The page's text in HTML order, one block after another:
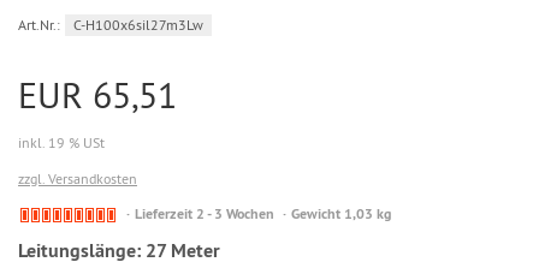
Art.Nr.: C-H100x6sil27m3Lw
EUR 65,51
inkl. 19 % USt
zzgl. Versandkosten
Mit
da
Lieferzeit 2 - 3 Wochen Gewicht 1,03 kg
Leitungslänge: 27 Meter